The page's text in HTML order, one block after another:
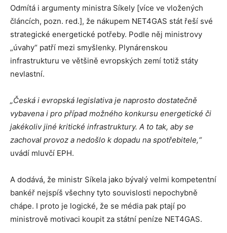
Odmítá i argumenty ministra Síkely [více ve vložených
článcích, pozn. red.], že nákupem NET4GAS stát řeší své
strategické energetické potřeby. Podle něj ministrovy
„úvahy“ patří mezi smyšlenky. Plynárenskou
infrastrukturu ve většině evropských zemí totiž státy
nevlastní.
„Česká i evropská legislativa je naprosto dostatečně
vybavena i pro případ možného konkursu energetické či
jakékoliv jiné kritické infrastruktury. A to tak, aby se
zachoval provoz a nedošlo k dopadu na spotřebitele,“
uvádí mluvčí EPH.
A dodává, že ministr Síkela jako bývalý velmi kompetentní
bankéř nejspíš všechny tyto souvislosti nepochybně
chápe. I proto je logické, že se média pak ptají po
ministrově motivaci koupit za státní peníze NET4GAS.